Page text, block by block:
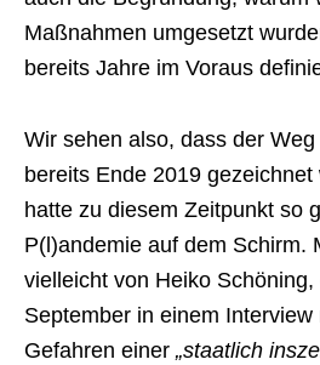
Maßnahmen umgesetzt
bereits Jahre im Voraus
Wir sehen also, dass der
bereits Ende 2019
hatte zu diesem Zeitpunkt so
P(l)andemie auf dem Schirm.
vielleicht von Heiko
September in einem Interview
Gefahren einer „staatlich